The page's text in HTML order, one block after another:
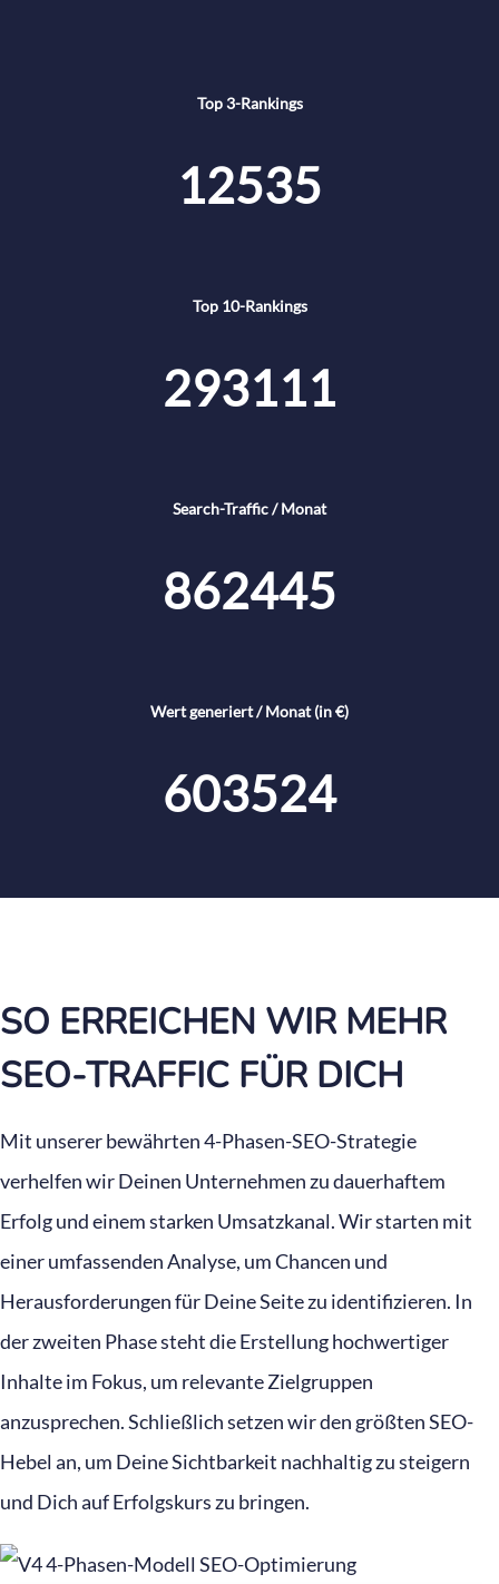
Top 3-Rankings
12535
Top 10-Rankings
293111
Search-Traffic / Monat
862445
Wert generiert / Monat (in €)
603524
SO ERREICHEN WIR MEHR
SEO-TRAFFIC FÜR DICH
Mit unserer bewährten 4-Phasen-SEO-Strategie
verhelfen wir Deinen Unternehmen zu dauerhaftem
Erfolg und einem starken Umsatzkanal. Wir starten mit
einer umfassenden Analyse, um Chancen und
Herausforderungen für Deine Seite zu identifizieren. In
der zweiten Phase steht die Erstellung hochwertiger
Inhalte im Fokus, um relevante Zielgruppen
anzusprechen. Schließlich setzen wir den größten SEO-
Hebel an, um Deine Sichtbarkeit nachhaltig zu steigern
und Dich auf Erfolgskurs zu bringen.